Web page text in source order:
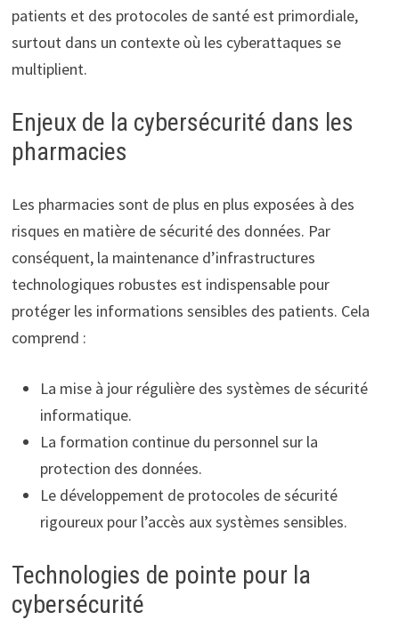
patients et des protocoles de santé est primordiale,
surtout dans un contexte où les cyberattaques se
multiplient.
Enjeux de la cybersécurité dans les
pharmacies
Les pharmacies sont de plus en plus exposées à des
risques en matière de sécurité des données. Par
conséquent, la maintenance d’infrastructures
technologiques robustes est indispensable pour
protéger les informations sensibles des patients. Cela
comprend :
La mise à jour régulière des systèmes de sécurité
informatique.
La formation continue du personnel sur la
protection des données.
Le développement de protocoles de sécurité
rigoureux pour l’accès aux systèmes sensibles.
Technologies de pointe pour la
cybersécurité